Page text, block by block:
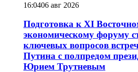
16:0406 авг 2026
Подготовка к XI
экономическому форуму
ключевых вопросов
Путина с полпредом
Юрием Трутневым